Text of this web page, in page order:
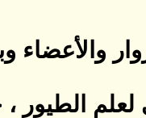
لعلم